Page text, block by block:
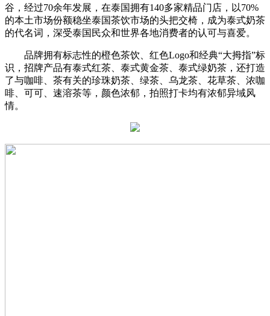
谷，经过70余年发展，在泰国拥有140多家精品门店，以70%
的本土市场份额稳坐泰国茶饮市场的头把交椅，成为泰式奶茶
的代名词，深受泰国民众和世界各地消费者的认可与喜爱。
品牌拥有标志性的橙色茶饮、红色Logo和经典“大拇指”标
识，招牌产品有泰式红茶、泰式黄金茶、泰式绿奶茶，还打造
了与咖啡、茶有关的珍珠奶茶、绿茶、乌龙茶、花草茶、浓咖
啡、可可、速溶茶等，颜色浓郁，拍照打卡均有浓郁异域风
情。